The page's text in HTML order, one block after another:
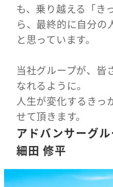
も、乗り越える「き
ら、 最終的に自分の
と思っています。
当社グループが、皆
なれるように。
人生が変化するきっ
せて頂きます。
アドバンサーグ
細田 修平